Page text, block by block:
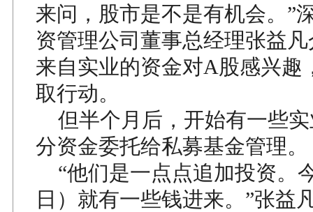
来问，股市是不是有机会。”
资管理公司董事总经理张益
来自实业的资金对A股感兴趣
取行动。
但半个月后，开始有一些
分资金委托给私募基金管理。
“他们是一点点追加投资。
日）就有一些钱进来。”张益